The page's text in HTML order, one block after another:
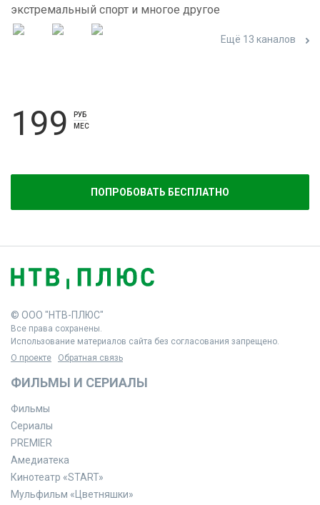
экстремальный спорт и многое другое
Ещё 13 каналов
199
РУБ
МЕС
ПОПРОБОВАТЬ БЕСПЛАТНО
© ООО "НТВ-ПЛЮС"
Все права сохранены.
Использование материалов сайта без согласования запрещено.
О проекте
Обратная связь
ФИЛЬМЫ И СЕРИАЛЫ
Фильмы
Сериалы
PREMIER
Амедиатека
Кинотеатр «START»
Мульфильм «Цветняшки»